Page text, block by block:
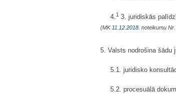
4.1 3. juridiskās
(MK 11.12.2018. noteikumu
5. Valsts nodrošina šādu
5.1. juridisko
5.2. procesuālā